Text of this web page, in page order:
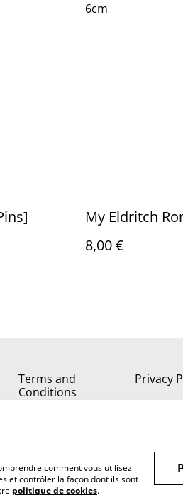
6cm
My Eldritch
8,00 €
Terms and
Conditions
Privacy
comment vous utilisez
et contrôler la façon dont ils sont
politique de cookies.